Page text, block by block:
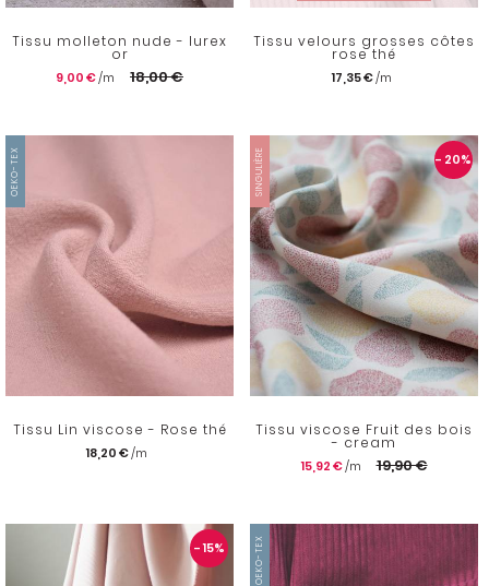
Tissu molleton nude - lurex
or
9,00 € 18,00 €
Tissu velours grosses côtes
rose thé
17,35 €
OEKO-TEX
Tissu Lin viscose - Rose thé
18,20 €
SINGULIÈRE - 20%
Tissu viscose Fruit des bois
- cream
15,92 € 19,90 €
- 15% OEKO-TEX